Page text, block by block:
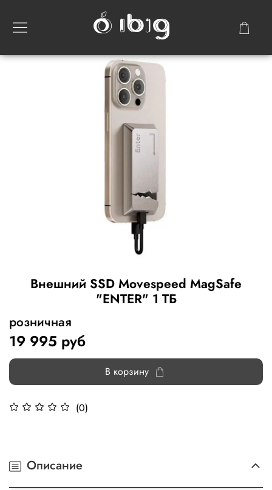
Внешний SSD Movespeed MagSafe
"ENTER" 1 ТБ
(0)
розничная
19 995 руб
В корзину
Описание